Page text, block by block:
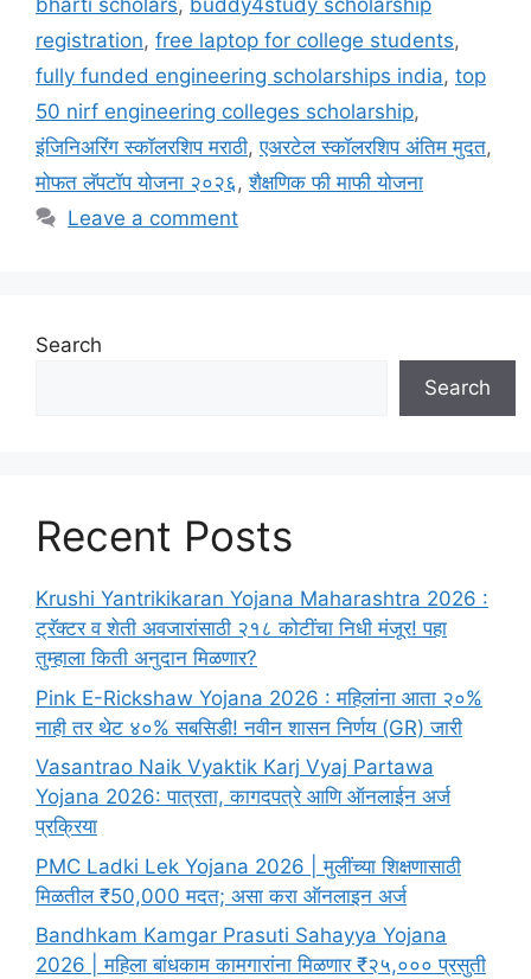
bharti scholars, buddy4study scholarship
registration, free laptop for college students,
fully funded engineering scholarships india, top
50 nirf engineering colleges scholarship,
इंजिनिअरिंग स्कॉलरशिप मराठी,एअरटेल स्कॉलरशिप अंतिम मुदत,
मोफत लॅपटॉप योजना २०२६,शैक्षणिक फी माफी योजना
Leave a comment
Search
Search
Recent Posts
Krushi Yantrikikaran Yojana Maharashtra 2026 :
ट्रॅक्टर व शेती अवजारांसाठी २१८ कोटींचा निधी मंजूर! पहा
तुम्हाला किती अनुदान मिळणार?
Pink E-Rickshaw Yojana 2026 : महिलांना आता २०%
नाही तर थेट ४०% सबसिडी! नवीन शासन निर्णय (GR) जारी
Vasantrao Naik Vyaktik Karj Vyaj Partawa
Yojana 2026: पात्रता, कागदपत्रे आणि ऑनलाईन अर्ज
प्रक्रिया
PMC Ladki Lek Yojana 2026 | मुलींच्या शिक्षणासाठी
मिळतील ₹50,000 मदत; असा करा ऑनलाइन अर्ज
Bandhkam Kamgar Prasuti Sahayya Yojana
2026 | महिला बांधकाम कामगारांना मिळणार ₹२५,००० प्रसुती